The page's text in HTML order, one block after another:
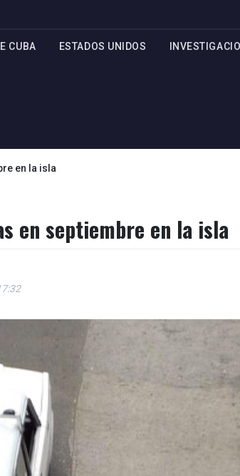
CUBA ESTADOS UNIDOS
en la isla
en septiembre en la isla